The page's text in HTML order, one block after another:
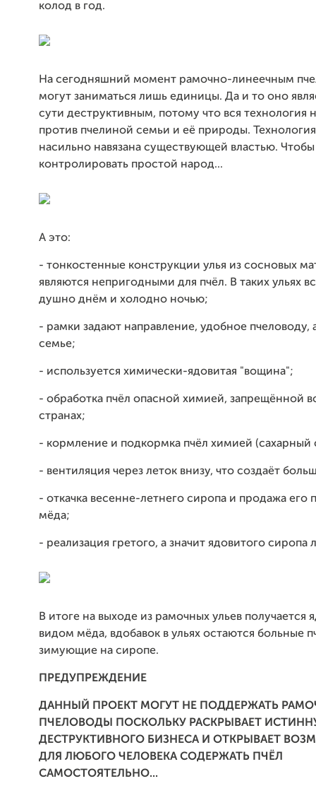
колод в год.
На сегодняшний момент рамочно-линеечным
могут заниматься лишь единицы. Да и то оно
сути деструктивным, потому что вся технология
против пчелиной семьи и её природы.
насильно навязана существующей властью. Чтобы
контролировать простой народ...
А это:
- тонкостенные конструкции улья из сосновых
являются непригодными для пчёл. В таких ульях
душно днём и холодно ночью;
- рамки задают направление, удобное пчеловоду,
семье;
- используется химически-ядовитая "вощина";
- обработка пчёл опасной химией, запрещённой
странах;
- кормление и подкормка пчёл химией (сахарный
- вентиляция через леток внизу, что создаёт
- откачка весенне-летнего сиропа и продажа его
мёда;
- реализация гретого, а значит ядовитого сиропа
В итоге на выходе из рамочных ульев получается
видом мёда, вдобавок в ульях остаются больные
зимующие на сиропе.
ПРЕДУПРЕЖДЕНИЕ
ДАННЫЙ ПРОЕКТ МОГУТ НЕ ПОДДЕРЖАТЬ
ПЧЕЛОВОДЫ ПОСКОЛЬКУ РАСКРЫВАЕТ
ДЕСТРУКТИВНОГО БИЗНЕСА И ОТКРЫВАЕТ
ДЛЯ ЛЮБОГО ЧЕЛОВЕКА СОДЕРЖАТЬ ПЧЁЛ
САМОСТОЯТЕЛЬНО...